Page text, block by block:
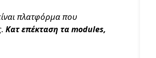
πλατφόρμα που
Κατ επέκταση τα modules,